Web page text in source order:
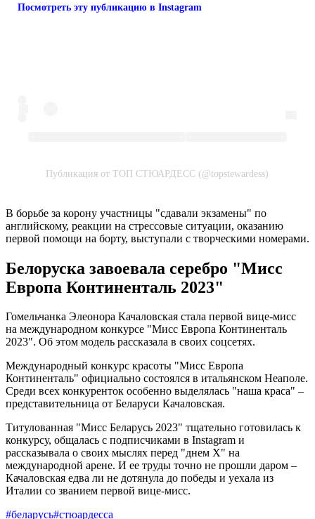
Посмотреть эту публикацию в Instagram
Публикация от ТОП СТЮАРДЕСС (@topstewardess)
В борьбе за корону участницы "сдавали экзамены" по
английскому, реакции на стрессовые ситуации, оказанию
первой помощи на борту, выступали с творческими номерами.
Белоруска завоевала серебро "Мисс
Европа Континенталь 2023"
Гомельчанка Элеонора Качаловская стала первой вице-мисс
на международном конкурсе "Мисс Европа Континенталь
2023". Об этом модель рассказала в своих соцсетях.
Международный конкурс красоты "Мисс Европа
Континенталь" официально состоялся в итальянском Неаполе.
Среди всех конкуренток особенно выделялась "наша краса" –
представительница от Беларуси Качаловская.
Титулованная "Мисс Беларусь 2023" тщательно готовилась к
конкурсу, общалась с подписчиками в Instagram и
рассказывала о своих мыслях перед "днем X" на
международной арене. И ее труды точно не прошли даром –
Качаловская едва ли не дотянула до победы и уехала из
Италии со званием первой вице-мисс.
#беларусь#стюардесса